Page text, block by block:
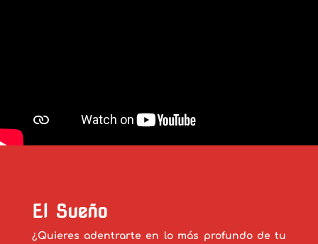
El Sueño
¿Quieres adentrarte en lo más profundo de tu